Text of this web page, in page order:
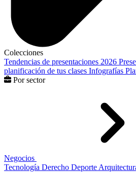
Colecciones
Tendencias de presentaciones 2026
planificación de tus clases Infografías
Por sector
Negocios
Tecnología Derecho Deporte